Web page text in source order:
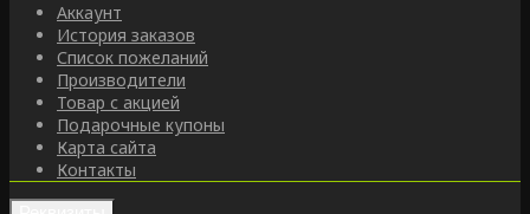
Аккаунт
История заказов
Список пожеланий
Производители
Товар с акцией
Подарочные купоны
Карта сайта
Контакты